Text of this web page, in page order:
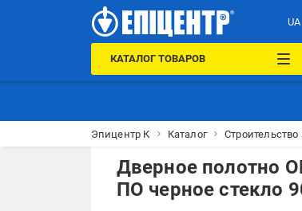
UA
КАТАЛОГ ТОВАРОВ
Эпицентр К Каталог
Дверное полотно
ПО черное стекло